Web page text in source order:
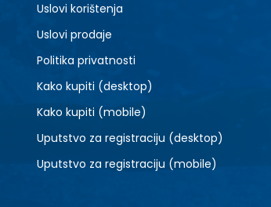
Uslovi korištenja
Uslovi prodaje
Politika privatnosti
Kako kupiti (desktop)
Kako kupiti (mobile)
Uputstvo za registraciju (desktop)
Uputstvo za registraciju (mobile)